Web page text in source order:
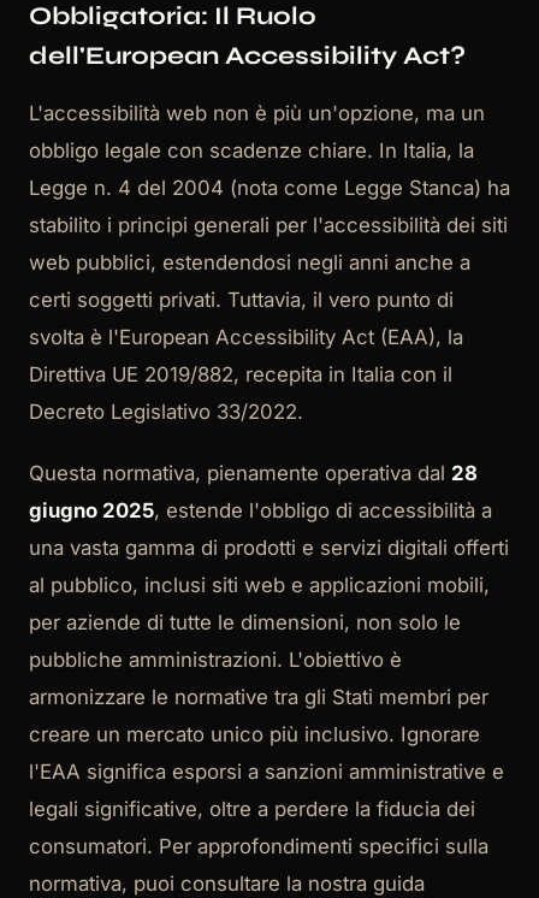
Obbligatoria: Il Ruolo
dell'European Accessibility Act?
L'accessibilità web non è più un'opzione, ma un
obbligo legale con scadenze chiare. In Italia, la
Legge n. 4 del 2004 (nota come Legge Stanca) ha
stabilito i principi generali per l'accessibilità dei siti
web pubblici, estendendosi negli anni anche a
certi soggetti privati. Tuttavia, il vero punto di
svolta è l'European Accessibility Act (EAA), la
Direttiva UE 2019/882, recepita in Italia con il
Decreto Legislativo 33/2022.
Questa normativa, pienamente operativa dal 28
giugno 2025, estende l'obbligo di accessibilità a
una vasta gamma di prodotti e servizi digitali offerti
al pubblico, inclusi siti web e applicazioni mobili,
per aziende di tutte le dimensioni, non solo le
pubbliche amministrazioni. L'obiettivo è
armonizzare le normative tra gli Stati membri per
creare un mercato unico più inclusivo. Ignorare
l'EAA significa esporsi a sanzioni amministrative e
legali significative, oltre a perdere la fiducia dei
consumatori. Per approfondimenti specifici sulla
normativa, puoi consultare la nostra guida